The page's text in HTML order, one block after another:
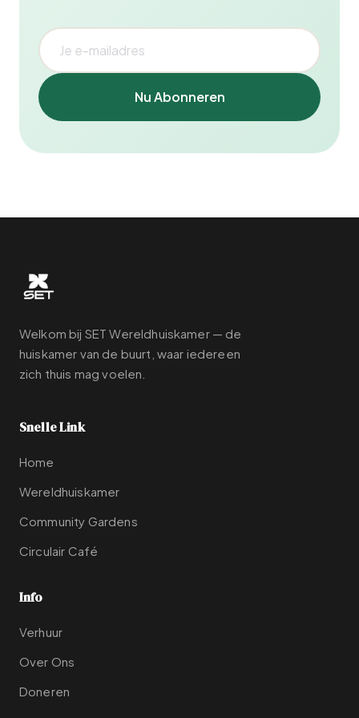
Nu Abonneren
Welkom bij SET Wereldhuiskamer — de
huiskamer van de buurt, waar iedereen
zich thuis mag voelen.
Snelle Link
Home
Wereldhuiskamer
Community Gardens
Circulair Café
Info
Verhuur
Over Ons
Doneren